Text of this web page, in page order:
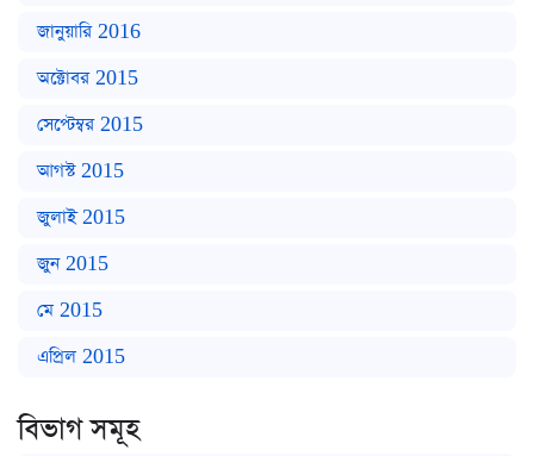
জানুয়ারি 2016
অক্টোবর 2015
সেপ্টেম্বর 2015
আগস্ট 2015
জুলাই 2015
জুন 2015
মে 2015
এপ্রিল 2015
বিভাগ সমূহ